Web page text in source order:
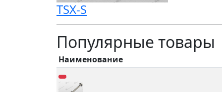
TSX-S
Популярные товары
Наименование